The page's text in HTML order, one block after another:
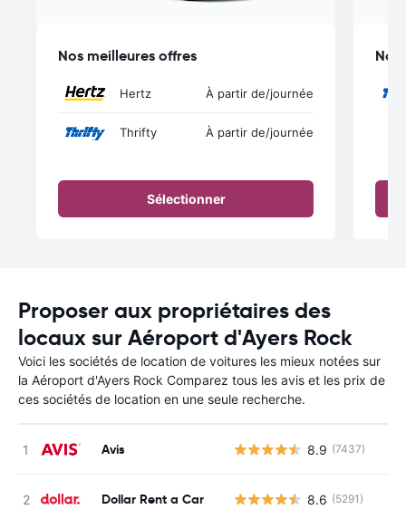
Nos meilleures offres
Hertz À partir de/journée
Thrifty À partir de/journée
Sélectionner
Nos
Proposer aux propriétaires des
locaux sur Aéroport d'Ayers Rock
Voici les sociétés de location de voitures les mieux notées sur
la Aéroport d'Ayers Rock Comparez tous les avis et les prix de
ces sociétés de location en une seule recherche.
Avis 8.9 (7437)
Dollar Rent a Car 8.6 (5291)